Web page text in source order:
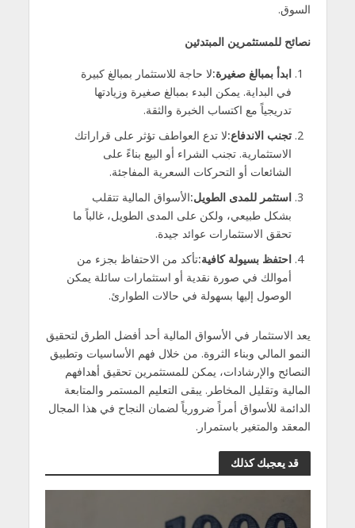
السوق.
نصائح للمستثمرين المبتدئين
ابدأ بمبالغ صغيرة:لا حاجة للاستثمار بمبالغ كبيرة
في البداية. يمكن البدء بمبالغ صغيرة وزيادتها
تدريجياً مع اكتساب الخبرة والثقة.
تجنب الاندفاع:لا تدع العواطف تؤثر على قراراتك
الاستثمارية. تجنب الشراء أو البيع بناءً على
الشائعات أو التحركات السعرية المفاجئة.
استثمر للمدى الطويل:الأسواق المالية تتقلب
بشكل طبيعي، ولكن على المدى الطويل، غالباً ما
تحقق الاستثمارات عوائد جيدة.
احتفظ بسيولة كافية:تأكد من الاحتفاظ بجزء من
أموالك في صورة نقدية أو استثمارات سائلة يمكن
الوصول إليها بسهولة في حالات الطوارئ.
يعد الاستثمار في الأسواق المالية أحد أفضل الطرق لتحقيق
النمو المالي وبناء الثروة. من خلال فهم الأساسيات وتطبيق
النصائح والإرشادات، يمكن للمستثمرين تحقيق أهدافهم
المالية وتقليل المخاطر. يبقى التعليم المستمر والمتابعة
الدائمة للأسواق أمراً ضرورياً لضمان النجاح في هذا المجال
المعقد والمتغير باستمرار.
قد يعجبك كذلك